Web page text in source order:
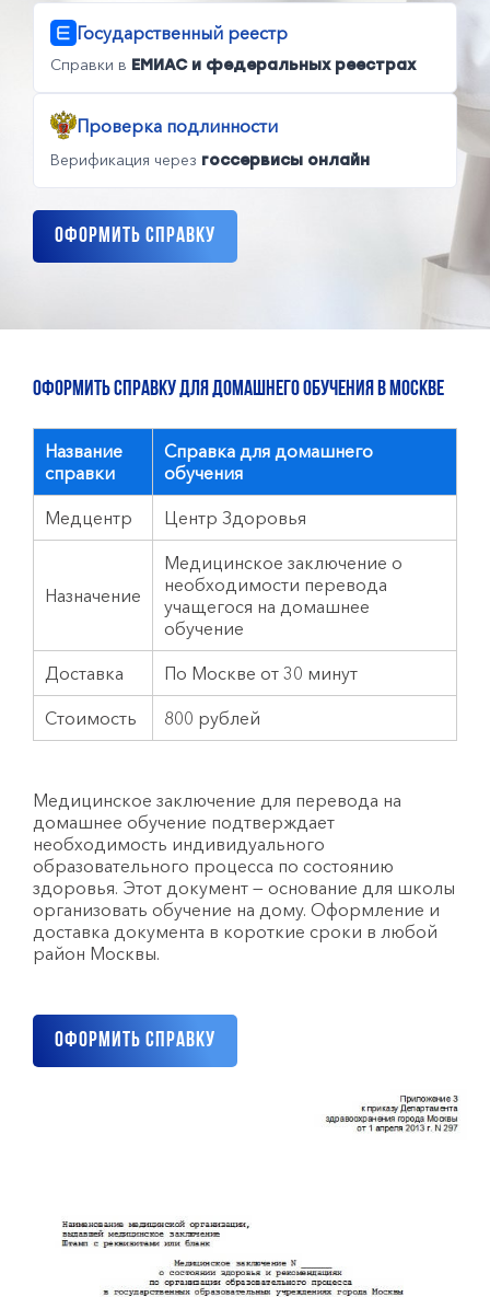
Государственный реестр
Справки в ЕМИАС и федеральных реестрах
Проверка подлинности
Верификация через госсервисы онлайн
Оформить справку
Оформить справку для домашнего обучения в Москве
Название
справки
Справка для домашнего
обучения
Медцентр Центр Здоровья
Назначение
Медицинское заключение о
необходимости перевода
учащегося на домашнее
обучение
Доставка По Москве от 30 минут
Стоимость 800 рублей
Медицинское заключение для перевода на
домашнее обучение подтверждает
необходимость индивидуального
образовательного процесса по состоянию
здоровья. Этот документ — основание для школы
организовать обучение на дому. Оформление и
доставка документа в короткие сроки в любой
район Москвы.
Оформить справку